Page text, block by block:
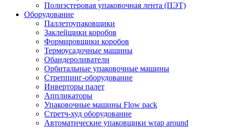
Полиэстеровая упаковочная лента (ПЭТ)
Оборудование
Паллетоупаковщики
Заклейщики коробов
Формировщики коробов
Термоусадочные машины
Обандероливатели
Орбитальные упаковочные машины
Стреппинг-оборудование
Инверторы палет
Аппликаторы
Упаковочные машины Flow pack
Стретч-худ оборудование
Автоматические упаковщики wrap around